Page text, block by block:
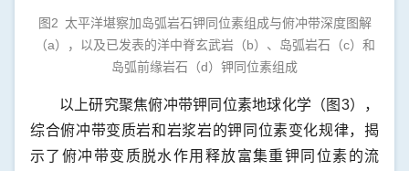
图2 太平洋堪察加岛弧岩石钾同位素组成与俯冲带深度图解
（a），以及已发表的洋中脊玄武岩（b）、岛弧岩石（c）和
岛弧前缘岩石（d）钾同位素组成
以上研究聚焦俯冲带钾同位素地球化学（图3），
综合俯冲带变质岩和岩浆岩的钾同位素变化规律，揭
示了俯冲带变质脱水作用释放富集重钾同位素的流